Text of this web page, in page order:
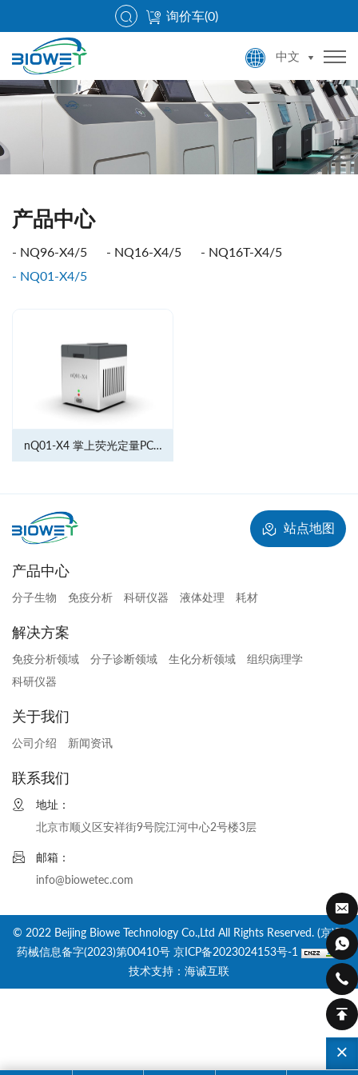
询价车(0)
中文
产品中心
NQ96-X4/5 NQ16-X4/5
NQ16T-X4/5
NQ01-X4/5
nQ01-X4 掌上荧光定量PCR
站点地图
产品中心
分子生物 免疫分析 科研仪器 液体处理 耗材
解决方案
免疫分析领域 分子诊断领域 生化分析领域
组织病理学
科研仪器
关于我们
公司介绍 新闻资讯
联系我们
地址：
北京市顺义区安祥街9号院江河中心2号楼3层
邮箱：
info@biowetec.com
© 2022 Beijing Biowe Technology Co.,Ltd All Rights Reserved. (京)网
药械信息备字(2023)第00410号 京ICP备2023024153号-1
技术支持：海诚互联